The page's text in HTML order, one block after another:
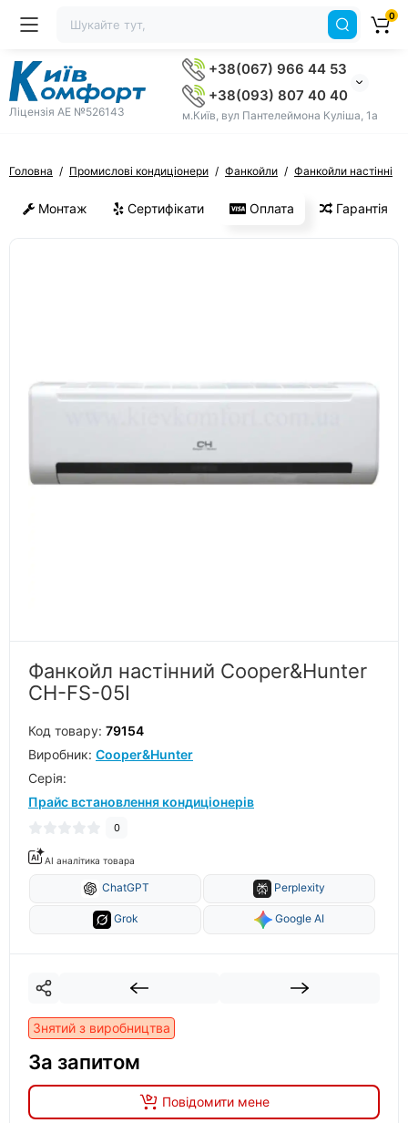
Ліцензія AE №526143
+38(067) 966 44 53
+38(093) 807 40 40
м.Київ, вул Пантелеймона Куліша, 1а
0
Головна Промислові кондиціонери Фанкойли Фанкойли настінні
Монтаж Сертифікати Оплата Гарантія
Фанкойл настінний Cooper&Hunter
CH-FS-05I
Код товару: 79154
Виробник: Cooper&Hunter
Серiя:
Прайс встановлення кондиціонерів
0
AI аналітика товара
ChatGPT Perplexity
Grok Google AI
Знятий з виробництва
За запитом
Повідомити мене